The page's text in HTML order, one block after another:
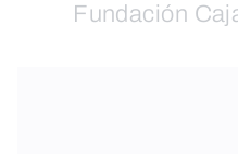
Fundación